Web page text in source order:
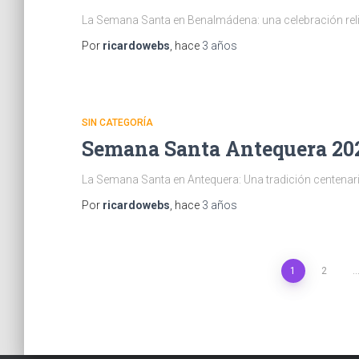
La Semana Santa en Benalmádena: una celebración
Por ricardowebs , hace 3 años
SIN CATEGORÍA
Semana Santa Antequera
La Semana Santa en Antequera: Una tradición
Por ricardowebs , hace 3 años
1 2 …